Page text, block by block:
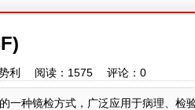
利 阅读： 1575评论： 0
一种镜检方式，广泛应用于病理、检